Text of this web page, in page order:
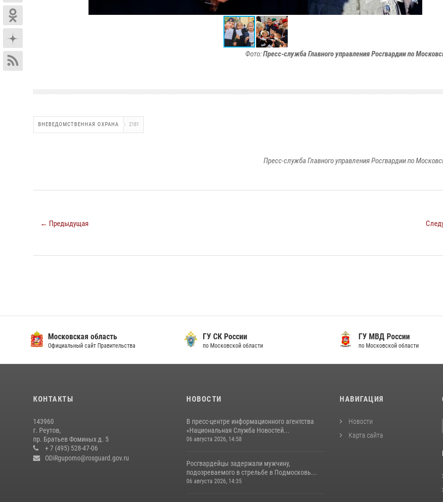
Фото:Пресс-служба Главного управления Росгвардии по
ВНЕВЕДОМСТВЕННАЯ ОХРАНА 2181
Пресс-служба Главного управления Росгвардии по
← Предыдущая
Московская область
Официальный сайт Правительства
ГУ СК России
по Московской области
ГУ МВД России
по Московской области
КОНТАКТЫ
143960
г. Реутов,
пр. Братьев Фоминых д. 5
+ 7 (495) 528-47-06
ODiRgupomo@rosguard.gov.ru
НОВОСТИ
В пресс-центре информационного агентства
«Национальная Служба Новостей...
06 августа 2026, 14:58
Росгвардейцы задержали мужчину,
подозреваемого в стрельбе в Подмосковь...
06 августа 2026, 14:35
НАВИГАЦИЯ
Новости
Карта сайта